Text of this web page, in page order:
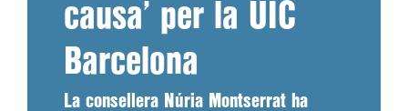
causa’ per la UIC
Barcelona
La consellera Núria Montserrat ha